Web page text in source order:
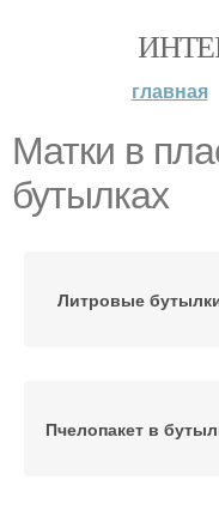
главная
Матки в
бутылках
Литровые
Пчелопакет в